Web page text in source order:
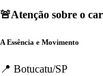
🚨Atenção sobre o
A Essência e Movimento
📍 Botucatu/SP